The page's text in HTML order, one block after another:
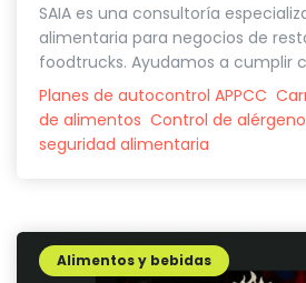
SAIA es una consultoría
alimentaria para negocios de
foodtrucks. Ayudamos a cumplir
Planes de autocontrol APPCC
de alimentos Control de
seguridad alimentaria
Alimentos y bebidas